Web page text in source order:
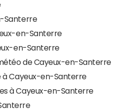
Santerre
en-Santerre
en-Santerre
de Cayeux-en-Santerre
à Cayeux-en-Santerre
à Cayeux-en-Santerre